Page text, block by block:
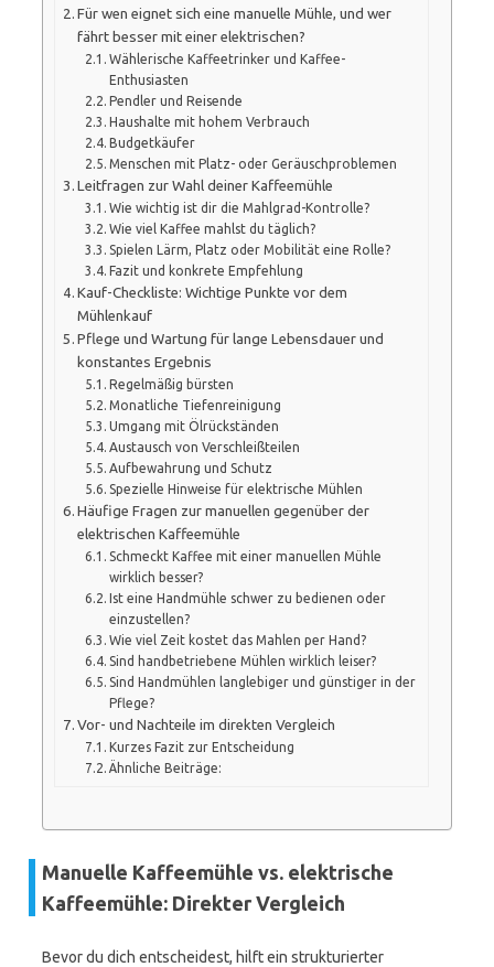
Für wen eignet sich eine manuelle Mühle, und wer
fährt besser mit einer elektrischen?
Wählerische Kaffeetrinker und Kaffee-
Enthusiasten
Pendler und Reisende
Haushalte mit hohem Verbrauch
Budgetkäufer
Menschen mit Platz- oder Geräuschproblemen
Leitfragen zur Wahl deiner Kaffeemühle
Wie wichtig ist dir die Mahlgrad-Kontrolle?
Wie viel Kaffee mahlst du täglich?
Spielen Lärm, Platz oder Mobilität eine Rolle?
Fazit und konkrete Empfehlung
Kauf-Checkliste: Wichtige Punkte vor dem
Mühlenkauf
Pflege und Wartung für lange Lebensdauer und
konstantes Ergebnis
Regelmäßig bürsten
Monatliche Tiefenreinigung
Umgang mit Ölrückständen
Austausch von Verschleißteilen
Aufbewahrung und Schutz
Spezielle Hinweise für elektrische Mühlen
Häufige Fragen zur manuellen gegenüber der
elektrischen Kaffeemühle
Schmeckt Kaffee mit einer manuellen Mühle
wirklich besser?
Ist eine Handmühle schwer zu bedienen oder
einzustellen?
Wie viel Zeit kostet das Mahlen per Hand?
Sind handbetriebene Mühlen wirklich leiser?
Sind Handmühlen langlebiger und günstiger in der
Pflege?
Vor- und Nachteile im direkten Vergleich
Kurzes Fazit zur Entscheidung
Ähnliche Beiträge:
Manuelle Kaffeemühle vs. elektrische
Kaffeemühle: Direkter Vergleich
Bevor du dich entscheidest, hilft ein strukturierter